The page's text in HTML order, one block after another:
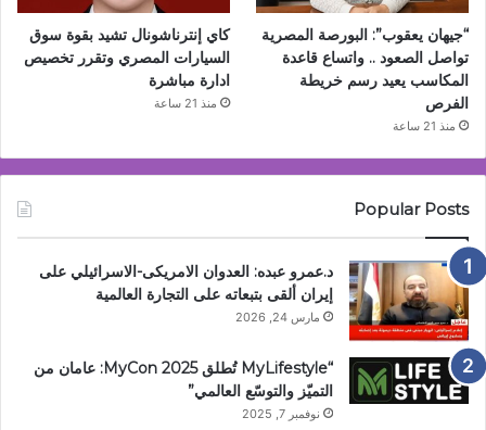
“جيهان يعقوب”: البورصة المصرية
تواصل الصعود .. واتساع قاعدة
المكاسب يعيد رسم خريطة
الفرص
منذ 21 ساعة
كاي إنترناشونال تشيد بقوة سوق
السيارات المصري وتقرر تخصيص
ادارة مباشرة
منذ 21 ساعة
Popular Posts
د.عمرو عبده: العدوان الامريكى-الاسرائيلي على
إيران ألقى بتبعاته على التجارة العالمية
مارس 24, 2026
“MyLifestyle تُطلق MyCon 2025: عامان من
التميّز والتوسّع العالمي”
نوفمبر 7, 2025